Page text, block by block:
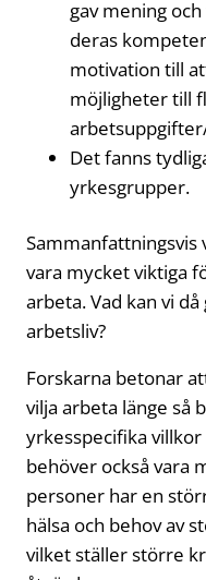
gav mening
deras
motivation till
möjligheter till
Det fanns
yrkesgrupper.
vara mycket viktiga
arbeta. Vad kan vi
arbetsliv?
Forskarna betonar
vilja arbeta länge så
yrkesspecifika
behöver också vara
personer har en
hälsa och behov av
vilket ställer större